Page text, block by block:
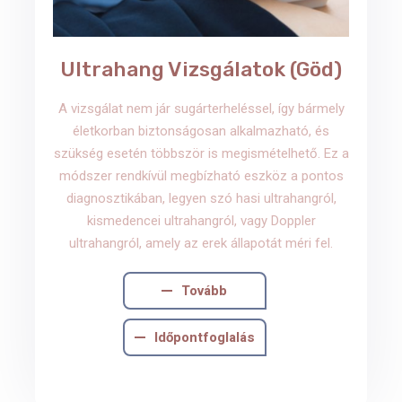
Ultrahang Vizsgálatok (Göd)
A vizsgálat nem jár sugárterheléssel, így bármely
életkorban biztonságosan alkalmazható, és
szükség esetén többször is megismételhető. Ez a
módszer rendkívül megbízható eszköz a pontos
diagnosztikában, legyen szó hasi ultrahangról,
kismedencei ultrahangról, vagy Doppler
ultrahangról, amely az erek állapotát méri fel.
Tovább
Időpontfoglalás